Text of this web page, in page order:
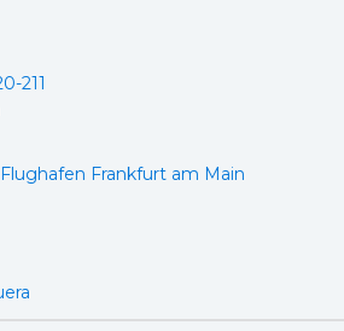
211
Frankfurt am Main